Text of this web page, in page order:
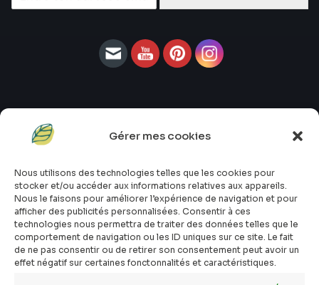
Gérer mes cookies
Nous utilisons des technologies telles que les cookies pour
stocker et/ou accéder aux informations relatives aux appareils.
Nous le faisons pour améliorer l’expérience de navigation et pour
afficher des publicités personnalisées. Consentir à ces
technologies nous permettra de traiter des données telles que le
comportement de navigation ou les ID uniques sur ce site. Le fait
de ne pas consentir ou de retirer son consentement peut avoir un
effet négatif sur certaines fonctonnalités et caractéristiques.
#atopik_fr
#atopik_tests
#atopik_community
Qui sommes-nous ?
Mon compte
Contact
E-shop